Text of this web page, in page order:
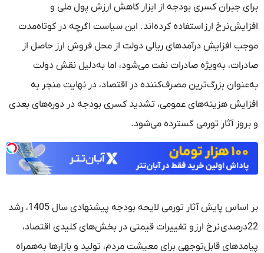
برای جبران کسری بودجه از ابزار کاهش ارزش پول ملی و
افزایش نرخ ارز استفاده کرده‌اند. این سیاست اگرچه در کوتاه‌مدت
موجب افزایش درآمدهای ریالی دولت از محل فروش ارز حاصل از
صادرات، به‌ویژه صادرات نفت می‌شود، اما به‌دلیل نقش دولت
به‌عنوان بزرگ‌ترین مصرف‌کننده در اقتصاد، در نهایت منجر به
افزایش هزینه‌های عمومی، تشدید کسری بودجه در دوره‌های بعدی
و بروز آثار تورمی گسترده می‌شود.
بر اساس پایش آثار تورمی لایحه بودجه پیشنهادی سال 1405، رشد
22درصدی نرخ ارز و تغییرات قیمتی در بخش‌های کلیدی اقتصاد،
پیامدهای قابل‌توجهی برای معیشت مردم، تولید و بازارها به‌همراه